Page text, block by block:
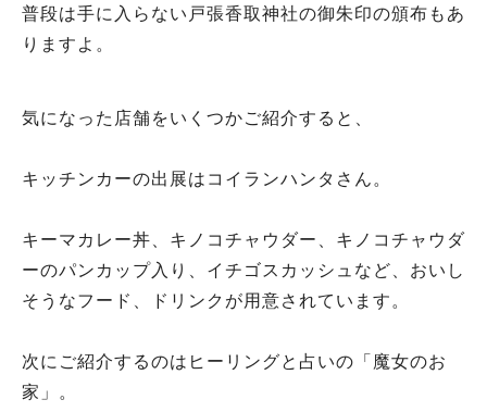
普段は手に入らない戸張香取神社の御朱印の頒布もあ
りますよ。
気になった店舗をいくつかご紹介すると、
キッチンカーの出展はコイランハンタさん。
キーマカレー丼、キノコチャウダー、キノコチャウダ
ーのパンカップ入り、イチゴスカッシュなど、おいし
そうなフード、ドリンクが用意されています。
次にご紹介するのはヒーリングと占いの「魔女のお
家」。